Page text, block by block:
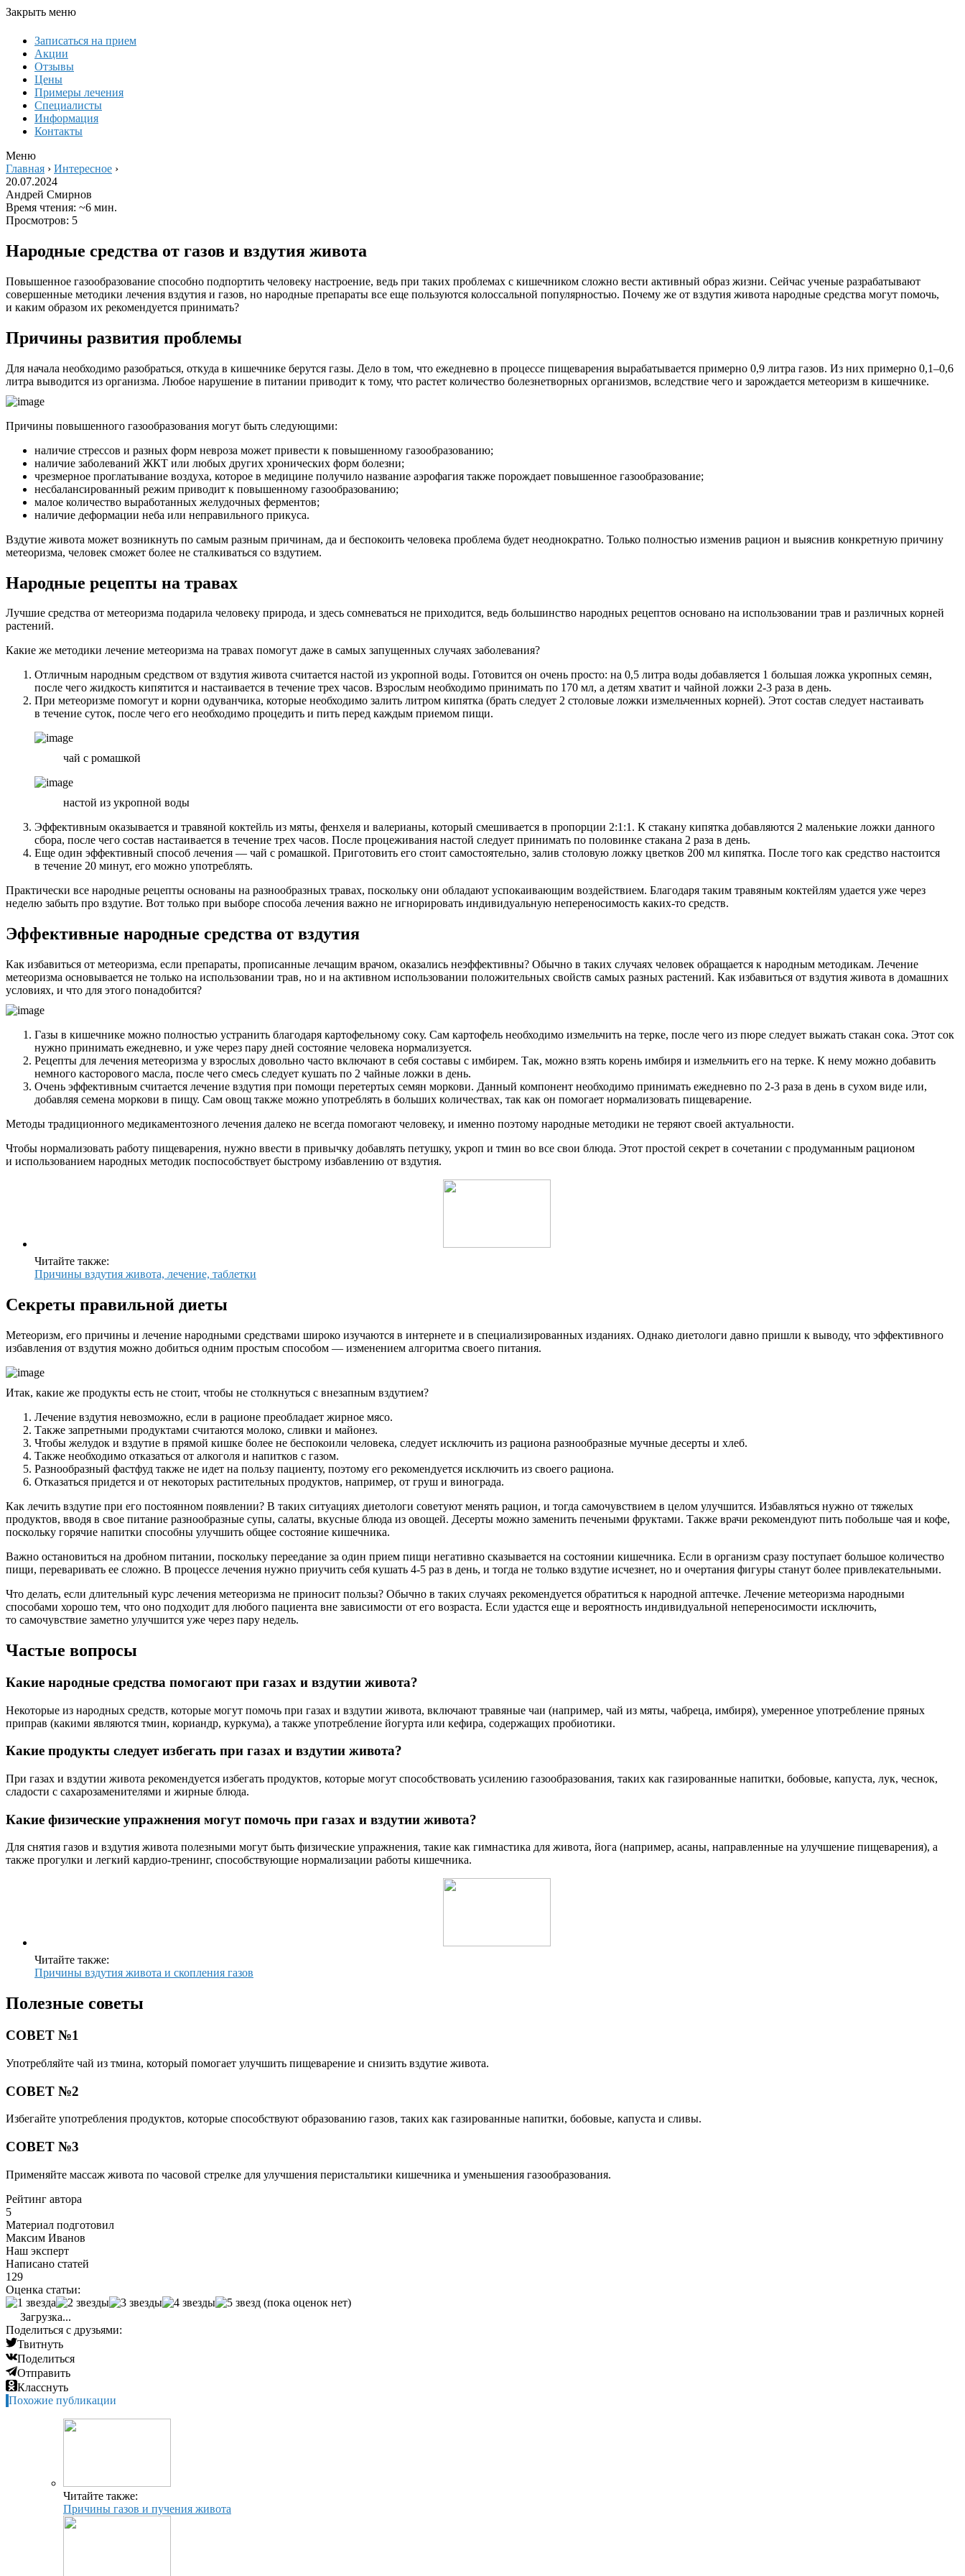
Закрыть меню
Записаться на прием
Акции
Отзывы
Цены
Примеры лечения
Специалисты
Информация
Контакты
Меню
Главная › Интересное ›
20.07.2024
Андрей Смирнов
Время чтения: ~6 мин.
Просмотров: 5
Народные средства от газов и вздутия живота
Повышенное газообразование способно подпортить человеку настроение, ведь при таких проблемах с кишечником сложно вести активный образ жизни. Сейчас ученые разрабатывают
совершенные методики лечения вздутия и газов, но народные препараты все еще пользуются колоссальной популярностью. Почему же от вздутия живота народные средства могут помочь,
и каким образом их рекомендуется принимать?
Причины развития проблемы
Для начала необходимо разобраться, откуда в кишечнике берутся газы. Дело в том, что ежедневно в процессе пищеварения вырабатывается примерно 0,9 литра газов. Из них примерно 0,1–0,6
литра выводится из организма. Любое нарушение в питании приводит к тому, что растет количество болезнетворных организмов, вследствие чего и зарождается метеоризм в кишечнике.
Причины повышенного газообразования могут быть следующими:
наличие стрессов и разных форм невроза может привести к повышенному газообразованию;
наличие заболеваний ЖКТ или любых других хронических форм болезни;
чрезмерное проглатывание воздуха, которое в медицине получило название аэрофагия также порождает повышенное газообразование;
несбалансированный режим приводит к повышенному газообразованию;
малое количество выработанных желудочных ферментов;
наличие деформации неба или неправильного прикуса.
Вздутие живота может возникнуть по самым разным причинам, да и беспокоить человека проблема будет неоднократно. Только полностью изменив рацион и выяснив конкретную причину
метеоризма, человек сможет более не сталкиваться со вздутием.
Народные рецепты на травах
Лучшие средства от метеоризма подарила человеку природа, и здесь сомневаться не приходится, ведь большинство народных рецептов основано на использовании трав и различных корней
растений.
Какие же методики лечение метеоризма на травах помогут даже в самых запущенных случаях заболевания?
Отличным народным средством от вздутия живота считается настой из укропной воды. Готовится он очень просто: на 0,5 литра воды добавляется 1 большая ложка укропных семян,
после чего жидкость кипятится и настаивается в течение трех часов. Взрослым необходимо принимать по 170 мл, а детям хватит и чайной ложки 2-3 раза в день.
При метеоризме помогут и корни одуванчика, которые необходимо залить литром кипятка (брать следует 2 столовые ложки измельченных корней). Этот состав следует настаивать
в течение суток, после чего его необходимо процедить и пить перед каждым приемом пищи.
чай с ромашкой
настой из укропной воды
Эффективным оказывается и травяной коктейль из мяты, фенхеля и валерианы, который смешивается в пропорции 2:1:1. К стакану кипятка добавляются 2 маленькие ложки данного
сбора, после чего состав настаивается в течение трех часов. После процеживания настой следует принимать по половинке стакана 2 раза в день.
Еще один эффективный способ лечения — чай с ромашкой. Приготовить его стоит самостоятельно, залив столовую ложку цветков 200 мл кипятка. После того как средство настоится
в течение 20 минут, его можно употреблять.
Практически все народные рецепты основаны на разнообразных травах, поскольку они обладают успокаивающим воздействием. Благодаря таким травяным коктейлям удается уже через
неделю забыть про вздутие. Вот только при выборе способа лечения важно не игнорировать индивидуальную непереносимость каких-то средств.
Эффективные народные средства от вздутия
Как избавиться от метеоризма, если препараты, прописанные лечащим врачом, оказались неэффективны? Обычно в таких случаях человек обращается к народным методикам. Лечение
метеоризма основывается не только на использовании трав, но и на активном использовании положительных свойств самых разных растений. Как избавиться от вздутия живота в домашних
условиях, и что для этого понадобится?
Газы в кишечнике можно полностью устранить благодаря картофельному соку. Сам картофель необходимо измельчить на терке, после чего из пюре следует выжать стакан сока. Этот сок
нужно принимать ежедневно, и уже через пару дней состояние человека нормализуется.
Рецепты для лечения метеоризма у взрослых довольно часто включают в себя составы с имбирем. Так, можно взять корень имбиря и измельчить его на терке. К нему можно добавить
немного касторового масла, после чего смесь следует кушать по 2 чайные ложки в день.
Очень эффективным считается лечение вздутия при помощи перетертых семян моркови. Данный компонент необходимо принимать ежедневно по 2-3 раза в день в сухом виде или,
добавляя семена моркови в пищу. Сам овощ также можно употреблять в больших количествах, так как он помогает нормализовать пищеварение.
Методы традиционного медикаментозного лечения далеко не всегда помогают человеку, и именно поэтому народные методики не теряют своей актуальности.
Чтобы нормализовать работу пищеварения, нужно ввести в привычку добавлять петушку, укроп и тмин во все свои блюда. Этот простой секрет в сочетании с продуманным рационом
и использованием народных методик поспособствует быстрому избавлению от вздутия.
Читайте также:
Причины вздутия живота, лечение, таблетки
Секреты правильной диеты
Метеоризм, его причины и лечение народными средствами широко изучаются в интернете и в специализированных изданиях. Однако диетологи давно пришли к выводу, что эффективного
избавления от вздутия можно добиться одним простым способом — изменением алгоритма своего питания.
Итак, какие же продукты есть не стоит, чтобы не столкнуться с внезапным вздутием?
Лечение вздутия невозможно, если в рационе преобладает жирное мясо.
Также запретными продуктами считаются молоко, сливки и майонез.
Чтобы желудок и вздутие в прямой кишке более не беспокоили человека, следует исключить из рациона разнообразные мучные десерты и хлеб.
Также необходимо отказаться от алкоголя и напитков с газом.
Разнообразный фастфуд также не идет на пользу пациенту, поэтому его рекомендуется исключить из своего рациона.
Отказаться придется и от некоторых растительных продуктов, например, от груш и винограда.
Как лечить вздутие при его постоянном появлении? В таких ситуациях диетологи советуют менять рацион, и тогда самочувствием в целом улучшится. Избавляться нужно от тяжелых
продуктов, вводя в свое питание разнообразные супы, салаты, вкусные блюда из овощей. Десерты можно заменить печеными фруктами. Также врачи рекомендуют пить побольше чая и кофе,
поскольку горячие напитки способны улучшить общее состояние кишечника.
Важно остановиться на дробном питании, поскольку переедание за один прием пищи негативно сказывается на состоянии кишечника. Если в организм сразу поступает большое количество
пищи, переваривать ее сложно. В процессе лечения нужно приучить себя кушать 4-5 раз в день, и тогда не только вздутие исчезнет, но и очертания фигуры станут более привлекательными.
Что делать, если длительный курс лечения метеоризма не приносит пользы? Обычно в таких случаях рекомендуется обратиться к народной аптечке. Лечение метеоризма народными
способами хорошо тем, что оно подходит для любого пациента вне зависимости от его возраста. Если удастся еще и вероятность индивидуальной непереносимости исключить,
то самочувствие заметно улучшится уже через пару недель.
Частые вопросы
Какие народные средства помогают при газах и вздутии живота?
Некоторые из народных средств, которые могут помочь при газах и вздутии живота, включают травяные чаи (например, чай из мяты, чабреца, имбиря), умеренное употребление пряных
приправ (какими являются тмин, кориандр, куркума), а также употребление йогурта или кефира, содержащих пробиотики.
Какие продукты следует избегать при газах и вздутии живота?
При газах и вздутии живота рекомендуется избегать продуктов, которые могут способствовать усилению газообразования, таких как газированные напитки, бобовые, капуста, лук, чеснок,
сладости с сахарозаменителями и жирные блюда.
Какие физические упражнения могут помочь при газах и вздутии живота?
Для снятия газов и вздутия живота полезными могут быть физические упражнения, такие как гимнастика для живота, йога (например, асаны, направленные на улучшение пищеварения), а
также прогулки и легкий кардио-тренинг, способствующие нормализации работы кишечника.
Читайте также:
Причины вздутия живота и скопления газов
Полезные советы
СОВЕТ №1
Употребляйте чай из тмина, который помогает улучшить пищеварение и снизить вздутие живота.
СОВЕТ №2
Избегайте употребления продуктов, которые способствуют образованию газов, таких как газированные напитки, бобовые, капуста и сливы.
СОВЕТ №3
Применяйте массаж живота по часовой стрелке для улучшения перистальтики кишечника и уменьшения газообразования.
Рейтинг автора
5
Материал подготовил
Максим Иванов
Наш эксперт
Написано статей
129
Оценка статьи:
(пока оценок нет)
Загрузка...
Поделиться с друзьями:
Твитнуть
Поделиться
Отправить
Класснуть
Похожие публикации
Читайте также:
Причины газов и пучения живота